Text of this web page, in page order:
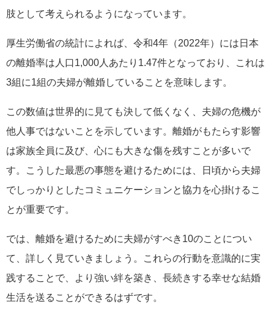
肢として考えられるようになっています。
厚生労働省の統計によれば、令和4年（2022年）には日本
の離婚率は人口1,000人あたり1.47件となっており、これは
3組に1組の夫婦が離婚していることを意味します。
この数値は世界的に見ても決して低くなく、夫婦の危機が
他人事ではないことを示しています。離婚がもたらす影響
は家族全員に及び、心にも大きな傷を残すことが多いで
す。こうした最悪の事態を避けるためには、日頃から夫婦
でしっかりとしたコミュニケーションと協力を心掛けるこ
とが重要です。
では、離婚を避けるために夫婦がすべき10のことについ
て、詳しく見ていきましょう。これらの行動を意識的に実
践することで、より強い絆を築き、長続きする幸せな結婚
生活を送ることができるはずです。